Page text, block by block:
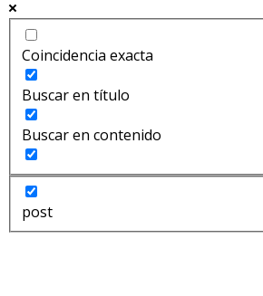
Coincidencia exacta
Buscar en título
Buscar en contenido
post